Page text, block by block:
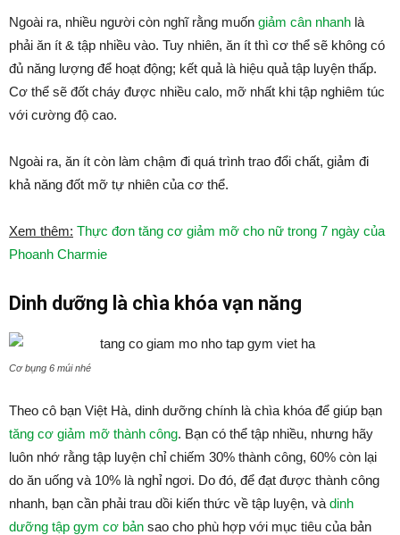
Ngoài ra, nhiều người còn nghĩ rằng muốn giảm cân nhanh là
phải ăn ít & tập nhiều vào. Tuy nhiên, ăn ít thì cơ thể sẽ không có
đủ năng lượng để hoạt động; kết quả là hiệu quả tập luyện thấp.
Cơ thể sẽ đốt cháy được nhiều calo, mỡ nhất khi tập nghiêm túc
với cường độ cao.
Ngoài ra, ăn ít còn làm chậm đi quá trình trao đổi chất, giảm đi
khả năng đốt mỡ tự nhiên của cơ thể.
Xem thêm: Thực đơn tăng cơ giảm mỡ cho nữ trong 7 ngày của
Phoanh Charmie
Dinh dưỡng là chìa khóa vạn năng
Cơ bụng 6 múi nhé
Theo cô bạn Việt Hà, dinh dưỡng chính là chìa khóa để giúp bạn
tăng cơ giảm mỡ thành công. Bạn có thể tập nhiều, nhưng hãy
luôn nhớ rằng tập luyện chỉ chiếm 30% thành công, 60% còn lại
do ăn uống và 10% là nghỉ ngơi. Do đó, để đạt được thành công
nhanh, bạn cần phải trau dồi kiến thức về tập luyện, và dinh
dưỡng tập gym cơ bản sao cho phù hợp với mục tiêu của bản